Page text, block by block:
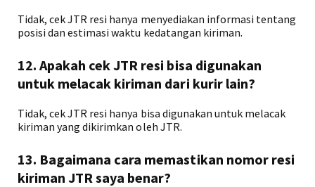
Tidak, cek JTR resi hanya menyediakan informasi tentang
posisi dan estimasi waktu kedatangan kiriman.
12. Apakah cek JTR resi bisa digunakan
untuk melacak kiriman dari kurir lain?
Tidak, cek JTR resi hanya bisa digunakan untuk melacak
kiriman yang dikirimkan oleh JTR.
13. Bagaimana cara memastikan nomor resi
kiriman JTR saya benar?